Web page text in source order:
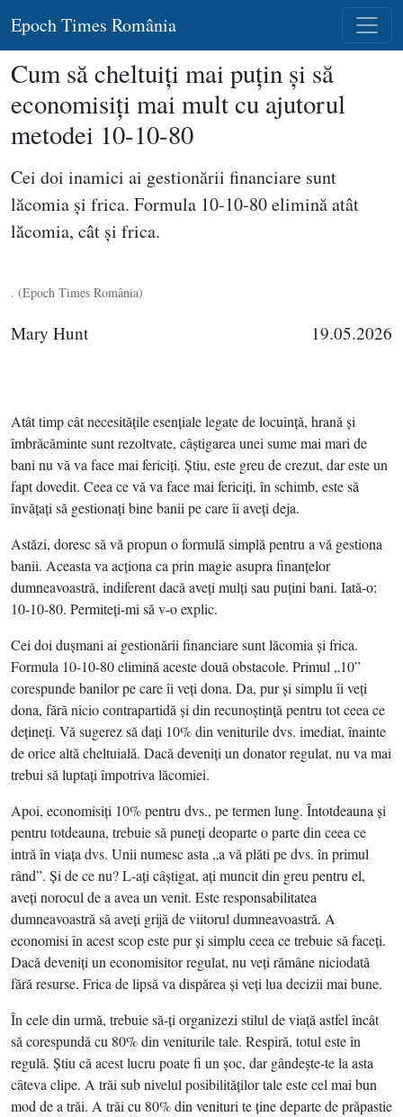
Epoch Times România
Cum să cheltuiţi mai puţin şi să
economisiţi mai mult cu ajutorul
metodei 10-10-80
Cei doi inamici ai gestionării financiare sunt
lăcomia şi frica. Formula 10-10-80 elimină atât
lăcomia, cât şi frica.
. (Epoch Times România)
Mary Hunt 19.05.2026
Atât timp cât necesităţile esenţiale legate de locuinţă, hrană şi
îmbrăcăminte sunt rezoltvate, câştigarea unei sume mai mari de
bani nu vă va face mai fericiţi. Ştiu, este greu de crezut, dar este un
fapt dovedit. Ceea ce vă va face mai fericiţi, în schimb, este să
învăţaţi să gestionaţi bine banii pe care îi aveţi deja.
Astăzi, doresc să vă propun o formulă simplă pentru a vă gestiona
banii. Aceasta va acţiona ca prin magie asupra finanţelor
dumneavoastră, indiferent dacă aveţi mulţi sau puţini bani. Iată-o:
10-10-80. Permiteţi-mi să v-o explic.
Cei doi duşmani ai gestionării financiare sunt lăcomia şi frica.
Formula 10-10-80 elimină aceste două obstacole. Primul „10”
corespunde banilor pe care îi veţi dona. Da, pur şi simplu îi veţi
dona, fără nicio contrapartidă şi din recunoştinţă pentru tot ceea ce
deţineţi. Vă sugerez să daţi 10% din veniturile dvs. imediat, înainte
de orice altă cheltuială. Dacă deveniţi un donator regulat, nu va mai
trebui să luptaţi împotriva lăcomiei.
Apoi, economisiţi 10% pentru dvs., pe termen lung. Întotdeauna şi
pentru totdeauna, trebuie să puneţi deoparte o parte din ceea ce
intră în viaţa dvs. Unii numesc asta „a vă plăti pe dvs. în primul
rând”. Şi de ce nu? L-aţi câştigat, aţi muncit din greu pentru el,
aveţi norocul de a avea un venit. Este responsabilitatea
dumneavoastră să aveţi grijă de viitorul dumneavoastră. A
economisi în acest scop este pur şi simplu ceea ce trebuie să faceţi.
Dacă deveniţi un economisitor regulat, nu veţi rămâne niciodată
fără resurse. Frica de lipsă va dispărea şi veţi lua decizii mai bune.
În cele din urmă, trebuie să-ţi organizezi stilul de viaţă astfel încât
să corespundă cu 80% din veniturile tale. Respiră, totul este în
regulă. Ştiu că acest lucru poate fi un şoc, dar gândeşte-te la asta
câteva clipe. A trăi sub nivelul posibilităţilor tale este cel mai bun
mod de a trăi. A trăi cu 80% din venituri te ţine departe de prăpastie